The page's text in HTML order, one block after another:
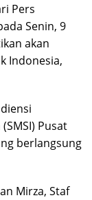
Pers
Senin, 9
akan
Indonesia,
Pusat
berlangsung
Mirza, Staf